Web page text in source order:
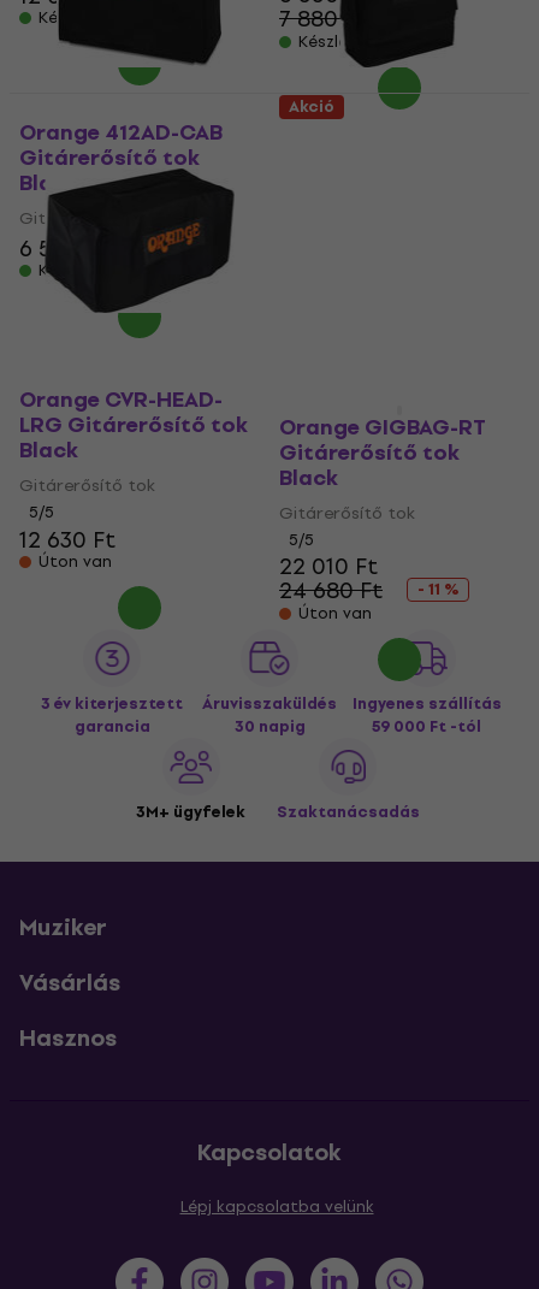
Készleten 7 880 Ft
Készleten
Orange 412AD-CAB
Gitárerősítő tok
Black (Mint új)
Gitárerősítő tok
6 530 Ft 7 240 Ft
Készleten
Orange CVR-HEAD-
LRG Gitárerősítő tok
Black
Gitárerősítő tok
5/5
12 630 Ft
Úton van
Akció
Orange GIGBAG-RT
Gitárerősítő tok
Black
Gitárerősítő tok
5/5
22 010 Ft
24 680 Ft
- 11 %
Úton van
3 év kiterjesztett
garancia
Áruvisszaküldés
30 napig
Ingyenes szállítás
59 000 Ft -tól
3M+ ügyfelek Szaktanácsadás
Muziker
Vásárlás
Hasznos
Kapcsolatok
Lépj kapcsolatba velünk